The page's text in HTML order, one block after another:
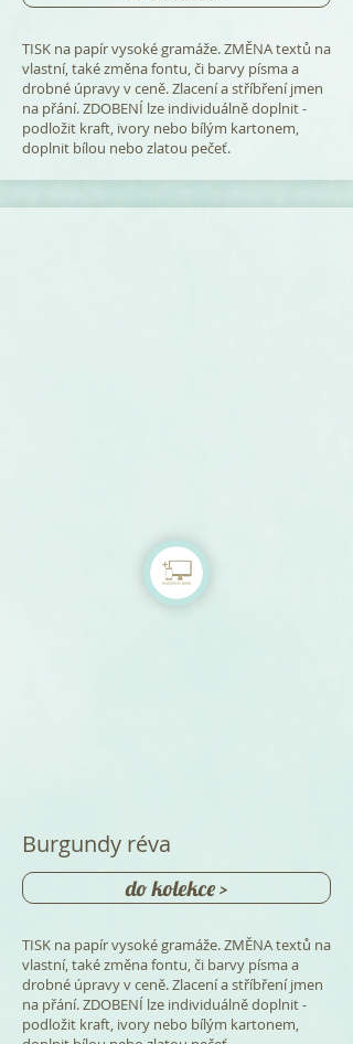
TISK na papír vysoké gramáže. ZMĚNA textů na
vlastní, také změna fontu, či barvy písma a
drobné úpravy v ceně. Zlacení a stříbření jmen
na přání. ZDOBENÍ lze individuálně doplnit -
podložit kraft, ivory nebo bílým kartonem,
doplnit bílou nebo zlatou pečeť.
Burgundy réva
do kolekce >
TISK na papír vysoké gramáže. ZMĚNA textů na
vlastní, také změna fontu, či barvy písma a
drobné úpravy v ceně. Zlacení a stříbření jmen
na přání. ZDOBENÍ lze individuálně doplnit -
podložit kraft, ivory nebo bílým kartonem,